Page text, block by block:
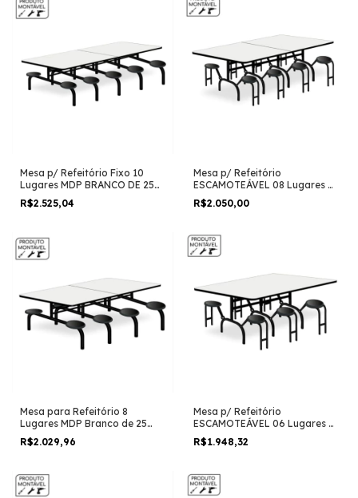
Mesa p/ Refeitório Fixo 10
Lugares MDP BRANCO DE 25
MM
R$2.525,04
Mesa p/ Refeitório
ESCAMOTEÁVEL 08 Lugares –
MDP BRANCO DE 25 MM
R$2.050,00
Mesa para Refeitório 8
Lugares MDP Branco de 25
mm
R$2.029,96
Mesa p/ Refeitório
ESCAMOTEÁVEL 06 Lugares –
MDP BRANCO DE 25 MM
R$1.948,32